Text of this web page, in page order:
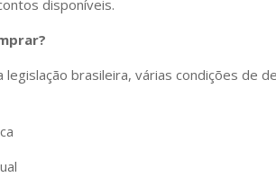
disponíveis.
legislação brasileira, várias condições de